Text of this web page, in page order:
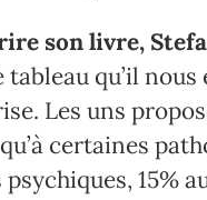
son livre,
tableau qu’il
Les uns
certaines
15%